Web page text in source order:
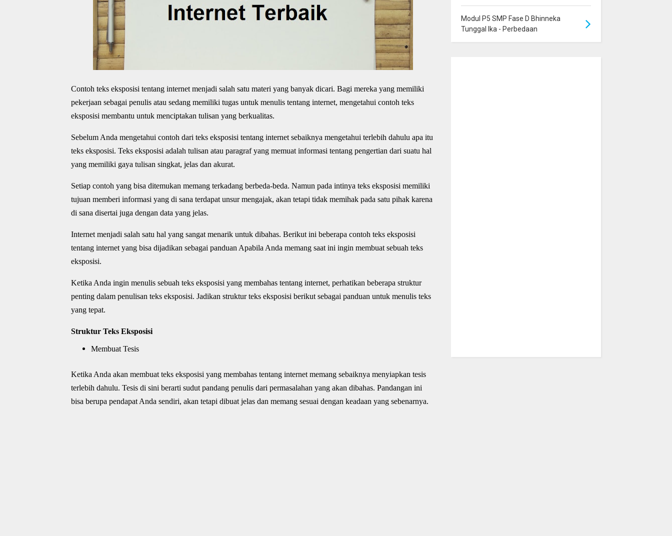
Contoh teks eksposisi tentang internet menjadi salah satu materi yang banyak dicari. Bagi mereka yang memiliki
pekerjaan sebagai penulis atau sedang memiliki tugas untuk menulis tentang internet, mengetahui contoh teks
eksposisi membantu untuk menciptakan tulisan yang berkualitas.
Sebelum Anda mengetahui contoh dari teks eksposisi tentang internet sebaiknya mengetahui terlebih dahulu apa itu
teks eksposisi. Teks eksposisi adalah tulisan atau paragraf yang memuat informasi tentang pengertian dari suatu hal
yang memiliki gaya tulisan singkat, jelas dan akurat.
Setiap contoh yang bisa ditemukan memang terkadang berbeda-beda. Namun pada intinya teks eksposisi memiliki
tujuan memberi informasi yang di sana terdapat unsur mengajak, akan tetapi tidak memihak pada satu pihak karena
di sana disertai juga dengan data yang jelas.
Internet menjadi salah satu hal yang sangat menarik untuk dibahas. Berikut ini beberapa contoh teks eksposisi
tentang internet yang bisa dijadikan sebagai panduan Apabila Anda memang saat ini ingin membuat sebuah teks
eksposisi.
Ketika Anda ingin menulis sebuah teks eksposisi yang membahas tentang internet, perhatikan beberapa struktur
penting dalam penulisan teks eksposisi. Jadikan struktur teks eksposisi berikut sebagai panduan untuk menulis teks
yang tepat.
Struktur Teks Eksposisi
Membuat Tesis
Ketika Anda akan membuat teks eksposisi yang membahas tentang internet memang sebaiknya menyiapkan tesis
terlebih dahulu. Tesis di sini berarti sudut pandang penulis dari permasalahan yang akan dibahas. Pandangan ini
bisa berupa pendapat Anda sendiri, akan tetapi dibuat jelas dan memang sesuai dengan keadaan yang sebenarnya.
Modul P5 SMP Fase D Bhinneka
Tunggal Ika - Perbedaan